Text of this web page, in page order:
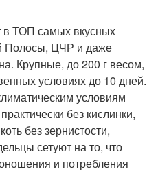
в ТОП самых вкусных
Полосы, ЦЧР и даже
Крупные, до 200 г весом,
условиях до 10 дней.
условиям
без кислинки,
без зернистости,
сетуют на то, что
и потребления